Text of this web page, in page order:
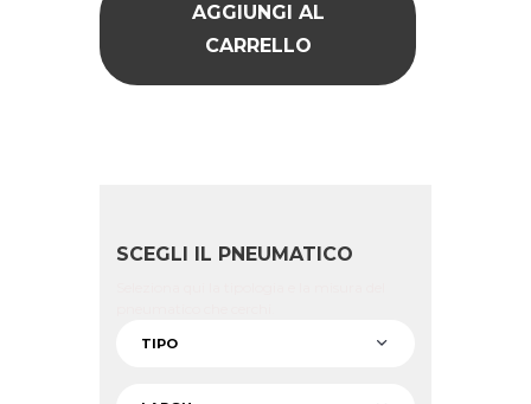
AGGIUNGI AL
CARRELLO
SCEGLI IL PNEUMATICO